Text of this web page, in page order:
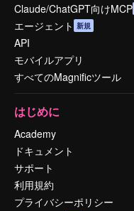
Claude/ChatGPT向けMCP
エージェント 新規
API
モバイルアプリ
すべてのMagnificツール
はじめに
Academy
ドキュメント
サポート
利用規約
プライバシーポリシー